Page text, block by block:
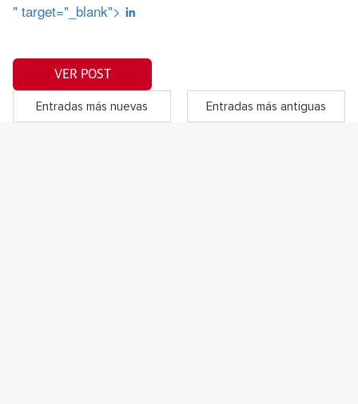
" target="_blank">
VER POST
Entradas más nuevas Entradas más antiguas